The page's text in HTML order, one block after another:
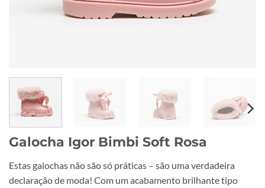
Galocha Igor Bimbi Soft Rosa
Estas galochas não são só práticas – são uma verdadeira
declaração de moda! Com um acabamento brilhante tipo